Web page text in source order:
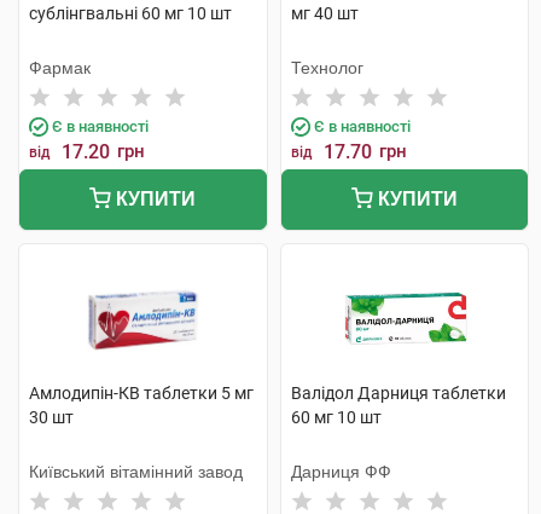
сублінгвальні 60 мг 10 шт
Фармак
Є в наявності
від 17.20 грн
КУПИТИ
мг 40 шт
Технолог
Є в наявності
від 17.70 грн
КУПИТИ
Амлодипін-КВ таблетки 5 мг
30 шт
Київський вітамінний завод
Валідол Дарниця таблетки
60 мг 10 шт
Дарниця ФФ